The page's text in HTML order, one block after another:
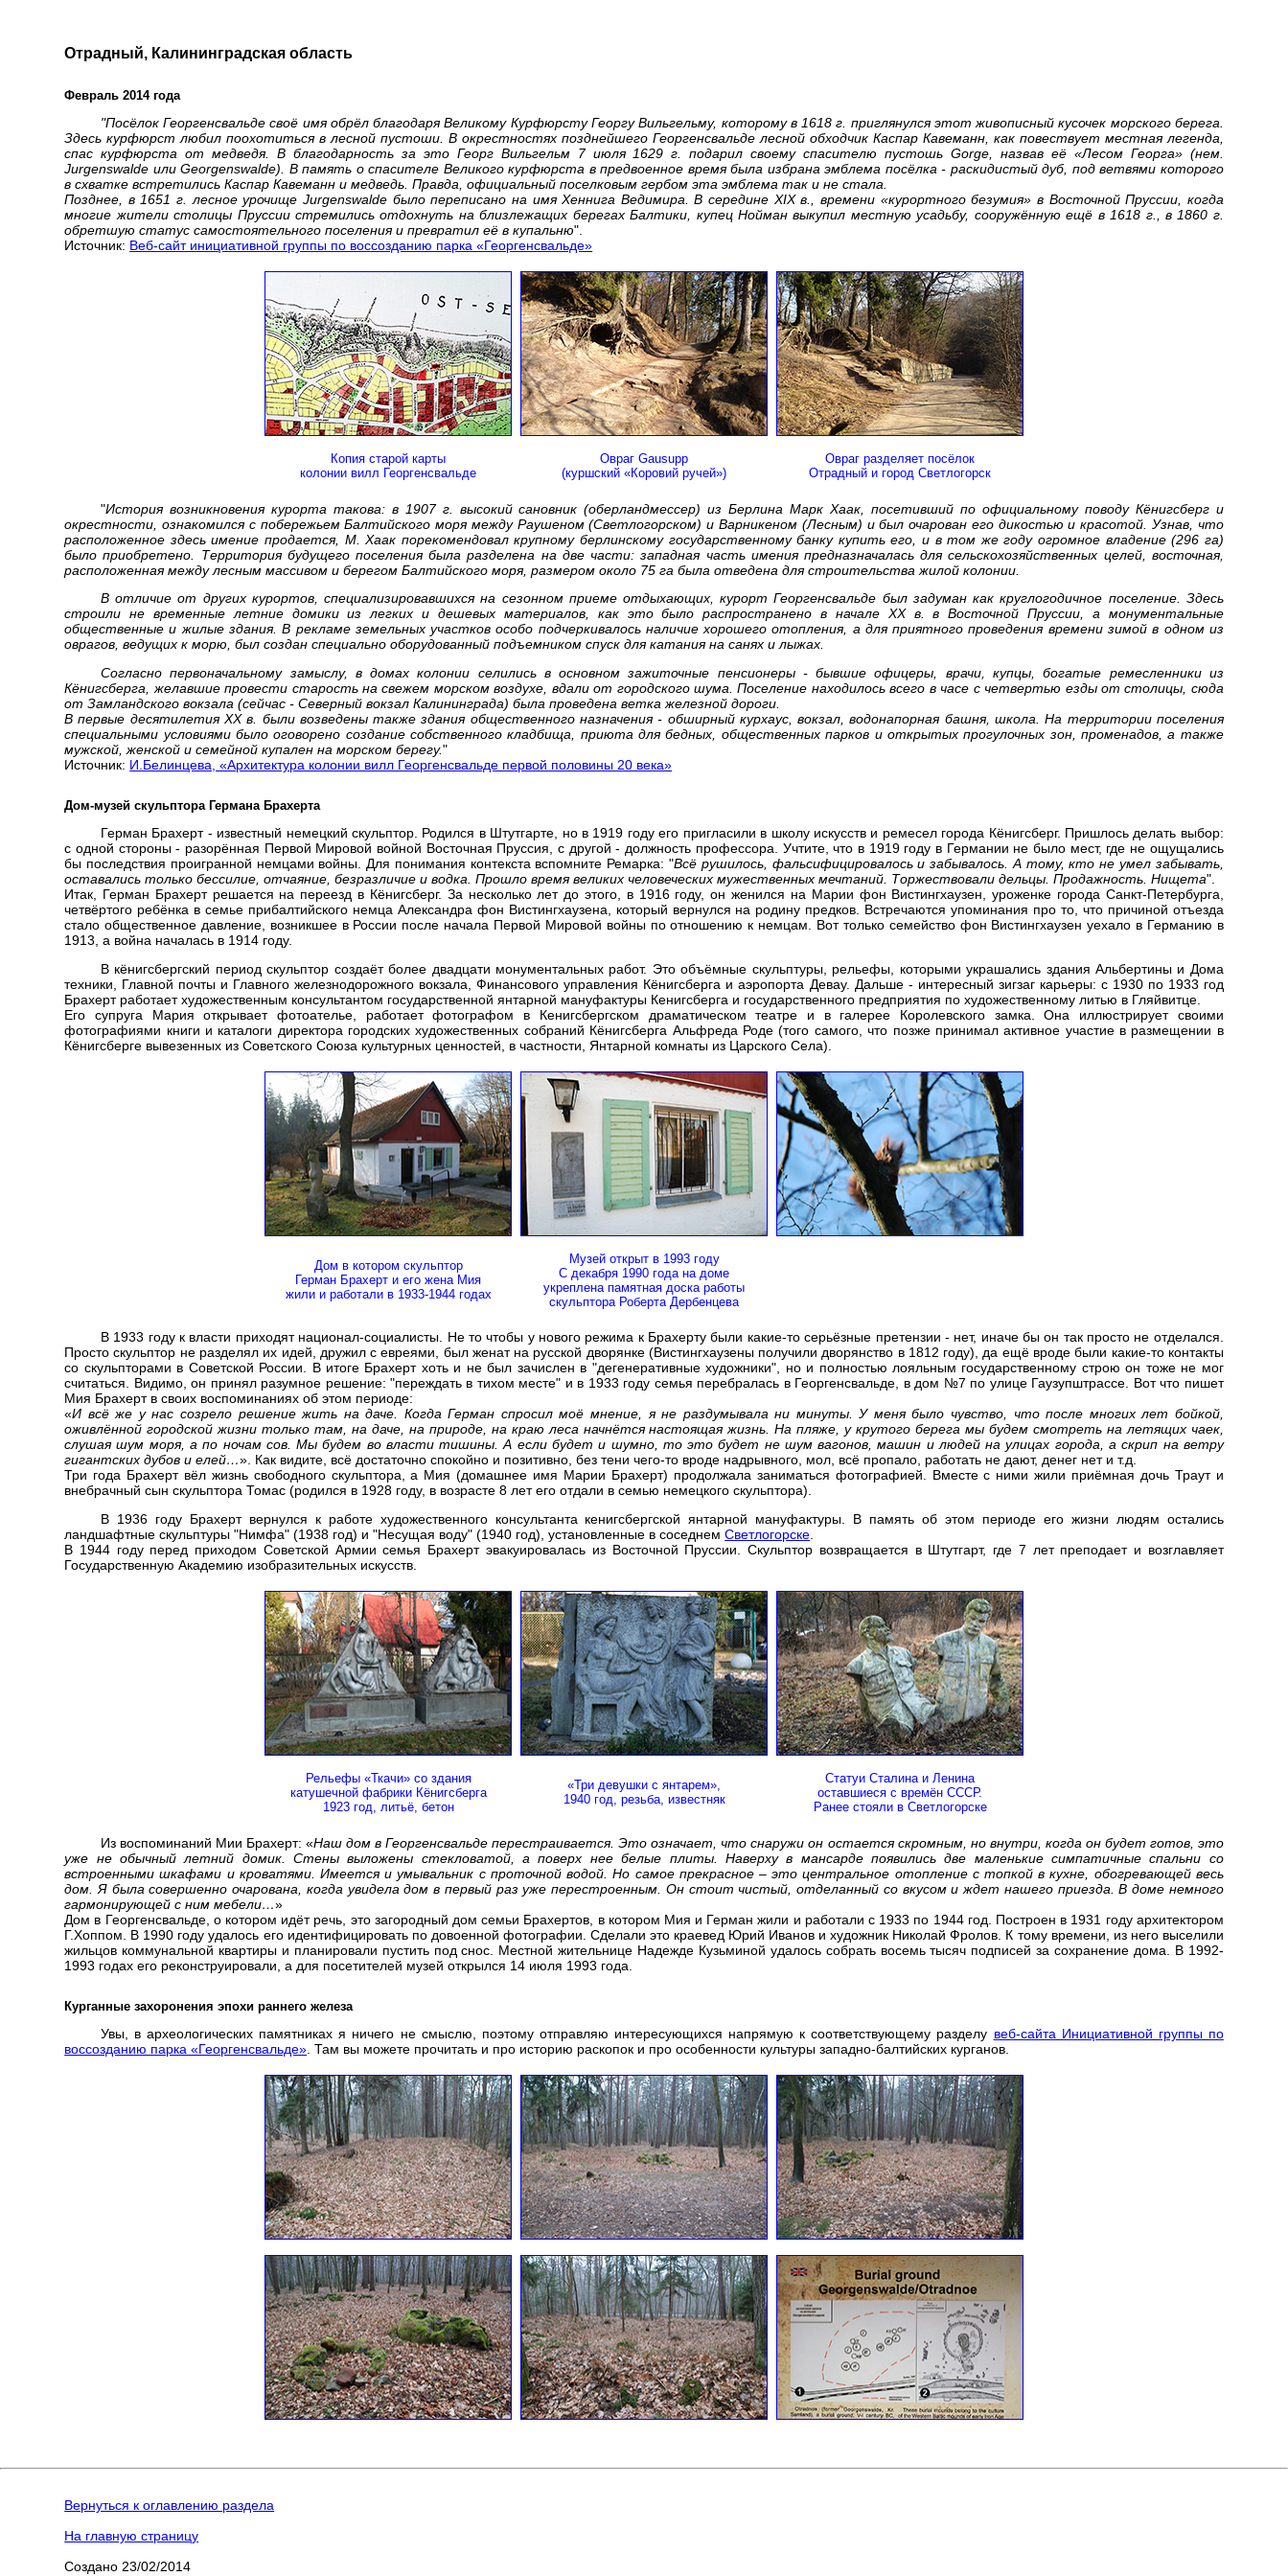
Отрадный, Калининградская область
Февраль 2014 года
"Посёлок Георгенсвальде своё имя обрёл благодаря Великому Курфюрсту Георгу Вильгельму, которому в 1618 г. приглянулся этот живописный кусочек морского берега.
Здесь курфюрст любил поохотиться в лесной пустоши. В окрестностях позднейшего Георгенсвальде лесной обходчик Каспар Кавеманн, как повествует местная легенда,
спас курфюрста от медведя. В благодарность за это Георг Вильгельм 7 июля 1629 г. подарил своему спасителю пустошь Gorge, назвав её «Лесом Георга» (нем.
Jurgenswalde или Georgenswalde). В память о спасителе Великого курфюрста в предвоенное время была избрана эмблема посёлка - раскидистый дуб, под ветвями которого
в схватке встретились Каспар Кавеманн и медведь. Правда, официальный поселковым гербом эта эмблема так и не стала.
Позднее, в 1651 г. лесное урочище Jurgenswalde было переписано на имя Хеннига Ведимира. В середине XIX в., времени «курортного безумия» в Восточной Пруссии, когда
многие жители столицы Пруссии стремились отдохнуть на близлежащих берегах Балтики, купец Нойман выкупил местную усадьбу, сооружённую ещё в 1618 г., в 1860 г.
обретшую статус самостоятельного поселения и превратил её в купальню".
Источник: Веб-сайт инициативной группы по воссозданию парка «Георгенсвальде»
Копия старой карты
колонии вилл Георгенсвальде
Овраг Gausupp
(куршский «Коровий ручей»)
Овраг разделяет посёлок
Отрадный и город Светлогорск
"История возникновения курорта такова: в 1907 г. высокий сановник (оберландмессер) из Берлина Марк Хаак, посетивший по официальному поводу Кёнигсберг и
окрестности, ознакомился с побережьем Балтийского моря между Раушеном (Светлогорском) и Варникеном (Лесным) и был очарован его дикостью и красотой. Узнав, что
расположенное здесь имение продается, М. Хаак порекомендовал крупному берлинскому государственному банку купить его, и в том же году огромное владение (296 га)
было приобретено. Территория будущего поселения была разделена на две части: западная часть имения предназначалась для сельскохозяйственных целей, восточная,
расположенная между лесным массивом и берегом Балтийского моря, размером около 75 га была отведена для строительства жилой колонии.
В отличие от других курортов, специализировавшихся на сезонном приеме отдыхающих, курорт Георгенсвальде был задуман как круглогодичное поселение. Здесь
строили не временные летние домики из легких и дешевых материалов, как это было распространено в начале XX в. в Восточной Пруссии, а монументальные
общественные и жилые здания. В рекламе земельных участков особо подчеркивалось наличие хорошего отопления, а для приятного проведения времени зимой в одном из
оврагов, ведущих к морю, был создан специально оборудованный подъемником спуск для катания на санях и лыжах.
Согласно первоначальному замыслу, в домах колонии селились в основном зажиточные пенсионеры - бывшие офицеры, врачи, купцы, богатые ремесленники из
Кёнигсберга, желавшие провести старость на свежем морском воздухе, вдали от городского шума. Поселение находилось всего в часе с четвертью езды от столицы, сюда
от Замландского вокзала (сейчас - Северный вокзал Калининграда) была проведена ветка железной дороги.
В первые десятилетия XX в. были возведены также здания общественного назначения - обширный курхаус, вокзал, водонапорная башня, школа. На территории поселения
специальными условиями было оговорено создание собственного кладбища, приюта для бедных, общественных парков и открытых прогулочных зон, променадов, а также
мужской, женской и семейной купален на морском берегу."
Источник: И.Белинцева, «Архитектура колонии вилл Георгенсвальде первой половины 20 века»
Дом-музей скульптора Германа Брахерта
Герман Брахерт - известный немецкий скульптор. Родился в Штутгарте, но в 1919 году его пригласили в школу искусств и ремесел города Кёнигсберг. Пришлось делать выбор:
с одной стороны - разорённая Первой Мировой войной Восточная Пруссия, с другой - должность профессора. Учтите, что в 1919 году в Германии не было мест, где не ощущались
бы последствия проигранной немцами войны. Для понимания контекста вспомните Ремарка: "Всё рушилось, фальсифицировалось и забывалось. А тому, кто не умел забывать,
оставались только бессилие, отчаяние, безразличие и водка. Прошло время великих человеческих мужественных мечтаний. Торжествовали дельцы. Продажность. Нищета".
Итак, Герман Брахерт решается на переезд в Кёнигсберг. За несколько лет до этого, в 1916 году, он женился на Марии фон Вистингхаузен, уроженке города Санкт-Петербурга,
четвёртого ребёнка в семье прибалтийского немца Александра фон Вистингхаузена, который вернулся на родину предков. Встречаются упоминания про то, что причиной отъезда
стало общественное давление, возникшее в России после начала Первой Мировой войны по отношению к немцам. Вот только семейство фон Вистингхаузен уехало в Германию в
1913, а война началась в 1914 году.
В кёнигсбергский период скульптор создаёт более двадцати монументальных работ. Это объёмные скульптуры, рельефы, которыми украшались здания Альбертины и Дома
техники, Главной почты и Главного железнодорожного вокзала, Финансового управления Кёнигсберга и аэропорта Девау. Дальше - интересный зигзаг карьеры: с 1930 по 1933 год
Брахерт работает художественным консультантом государственной янтарной мануфактуры Кенигсберга и государственного предприятия по художественному литью в Гляйвитце.
Его супруга Мария открывает фотоателье, работает фотографом в Кенигсбергском драматическом театре и в галерее Королевского замка. Она иллюстрирует своими
фотографиями книги и каталоги директора городских художественных собраний Кёнигсберга Альфреда Роде (того самого, что позже принимал активное участие в размещении в
Кёнигсберге вывезенных из Советского Союза культурных ценностей, в частности, Янтарной комнаты из Царского Села).
Дом в котором скульптор
Герман Брахерт и его жена Мия
жили и работали в 1933-1944 годах
Музей открыт в 1993 году
С декабря 1990 года на доме
укреплена памятная доска работы
скульптора Роберта Дербенцева
В 1933 году к власти приходят национал-социалисты. Не то чтобы у нового режима к Брахерту были какие-то серьёзные претензии - нет, иначе бы он так просто не отделался.
Просто скульптор не разделял их идей, дружил с евреями, был женат на русской дворянке (Вистингхаузены получили дворянство в 1812 году), да ещё вроде были какие-то контакты
со скульпторами в Советской России. В итоге Брахерт хоть и не был зачислен в "дегенеративные художники", но и полностью лояльным государственному строю он тоже не мог
считаться. Видимо, он принял разумное решение: "переждать в тихом месте" и в 1933 году семья перебралась в Георгенсвальде, в дом №7 по улице Гаузупштрассе. Вот что пишет
Мия Брахерт в своих воспоминаниях об этом периоде:
«И всё же у нас созрело решение жить на даче. Когда Герман спросил моё мнение, я не раздумывала ни минуты. У меня было чувство, что после многих лет бойкой,
оживлённой городской жизни только там, на даче, на природе, на краю леса начнётся настоящая жизнь. На пляже, у крутого берега мы будем смотреть на летящих чаек,
слушая шум моря, а по ночам сов. Мы будем во власти тишины. А если будет и шумно, то это будет не шум вагонов, машин и людей на улицах города, а скрип на ветру
гигантских дубов и елей…». Как видите, всё достаточно спокойно и позитивно, без тени чего-то вроде надрывного, мол, всё пропало, работать не дают, денег нет и т.д.
Три года Брахерт вёл жизнь свободного скульптора, а Мия (домашнее имя Марии Брахерт) продолжала заниматься фотографией. Вместе с ними жили приёмная дочь Траут и
внебрачный сын скульптора Томас (родился в 1928 году, в возрасте 8 лет его отдали в семью немецкого скульптора).
В 1936 году Брахерт вернулся к работе художественного консультанта кенигсбергской янтарной мануфактуры. В память об этом периоде его жизни людям остались
ландшафтные скульптуры "Нимфа" (1938 год) и "Несущая воду" (1940 год), установленные в соседнемСветлогорске
В 1944 году перед приходом Советской Армии семья Брахерт эвакуировалась из Восточной Пруссии. Скульптор возвращается в Штутгарт, где 7 лет преподает и возглавляет
Государственную Академию изобразительных искусств.
Рельефы «Ткачи» со здания
катушечной фабрики Кёнигсберга
1923 год, литьё, бетон
«Три девушки с янтарем»,
1940 год, резьба, известняк
Статуи Сталина и Ленина
оставшиеся с времён СССР.
Ранее стояли в Светлогорске
Из воспоминаний Мии Брахерт: «Наш дом в Георгенсвальде перестраивается. Это означает, что снаружи он остается скромным, но внутри, когда он будет готов, это
уже не обычный летний домик. Стены выложены стекловатой, а поверх нее белые плиты. Наверху в мансарде появились две маленькие симпатичные спальни со
встроенными шкафами и кроватями. Имеется и умывальник с проточной водой. Но самое прекрасное – это центральное отопление с топкой в кухне, обогревающей весь
дом. Я была совершенно очарована, когда увидела дом в первый раз уже перестроенным. Он стоит чистый, отделанный со вкусом и ждет нашего приезда. В доме немного
гармонирующей с ним мебели…»
Дом в Георгенсвальде, о котором идёт речь, это загородный дом семьи Брахертов, в котором Мия и Герман жили и работали с 1933 по 1944 год. Построен в 1931 году архитектором
Г.Хоппом. В 1990 году удалось его идентифицировать по довоенной фотографии. Сделали это краевед Юрий Иванов и художник Николай Фролов. К тому времени, из него выселили
жильцов коммунальной квартиры и планировали пустить под снос. Местной жительнице Надежде Кузьминой удалось собрать восемь тысяч подписей за сохранение дома. В 1992-
1993 годах его реконструировали, а для посетителей музей открылся 14 июля 1993 года.
Курганные захоронения эпохи раннего железа
Увы, в археологических памятниках я ничего не смыслю, поэтому отправляю интересующихся напрямую к соответствующему разделу веб-сайта Инициативной группы по
воссозданию парка «Георгенсвальде» . Там вы можете прочитать и про историю раскопок и про особенности культуры западно-балтийских курганов.
Вернуться к оглавлению раздела
На главную страницу
Создано 23/02/2014